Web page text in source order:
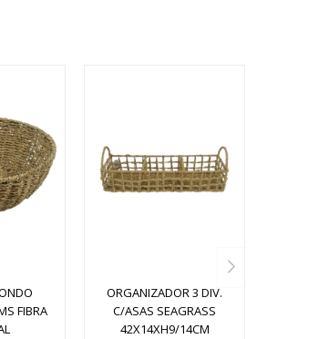
FIBRA
ORGANIZADOR 3 DIV.
C/ASAS SEAGRASS
42X14XH9/14CM